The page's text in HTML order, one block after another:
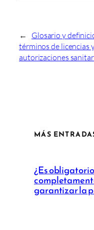
←
Glosario y
términos de licencias
autorizaciones
MÁS
¿Es
garantizar la